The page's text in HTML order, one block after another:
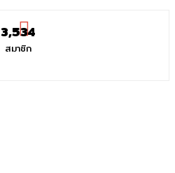
3,534
สมาชิก